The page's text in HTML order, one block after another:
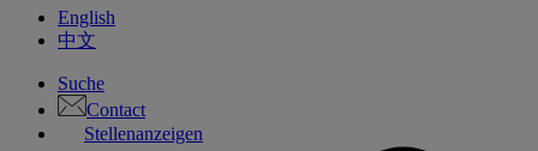
English
中文
Suche
Contact
Stellenanzeigen